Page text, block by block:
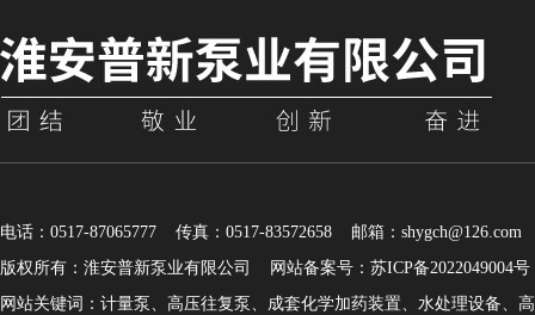
电话：0517-87065777 传真：0517-83572658 邮箱：shygch@126.com
版权所有：淮安普新泵业有限公司
网站备案号：苏ICP备2022049004号
网站关键词：计量泵、高压往复泵、成套化学加药装置、水处理设备、